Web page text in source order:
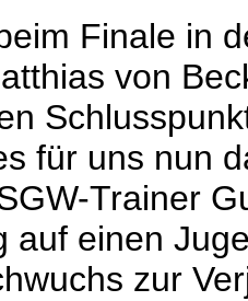
Finale in
von
für uns nun
Trainer
auf einen
zur